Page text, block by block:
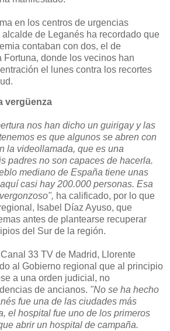
en los centros de urgencias
de Leganés ha recordado que
contaban con dos, el de
Fortuna, donde los vecinos han
el lunes contra los recortes
vergüenza
nos han dicho un guirigay y las
es que algunos se abren con
la videollamada, que es una
padres no son capaces de hacerla.
mediano de España tiene unas
casi hay 200.000 personas. Esa
ha calificado, por lo que
Isabel Díaz Ayuso, que
antes de plantearse recuperar
del Sur de la región.
33 TV de Madrid, Llorente
al Gobierno regional que al principio
a una orden judicial, no
de ancianos. "No se ha hecho
fue una de las ciudades más
el hospital fue uno de los primeros
abrir un hospital de campaña.